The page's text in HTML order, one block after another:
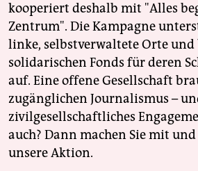
kooperiert deshalb mit "Alles
Zentrum". Die Kampagne
linke, selbstverwaltete Orte und
solidarischen Fonds für deren
auf. Eine offene Gesellschaft
zugänglichen Journalismus –
zivilgesellschaftliches
auch? Dann machen Sie mit
unsere Aktion.